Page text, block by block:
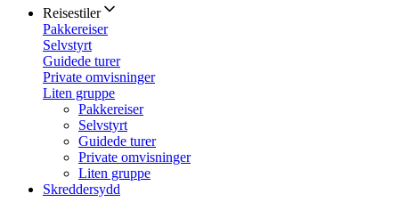
Reisestiler
Pakkereiser
Selvstyrt
Guidede turer
Private omvisninger
Liten gruppe
Pakkereiser
Selvstyrt
Guidede turer
Private omvisninger
Liten gruppe
Skreddersydd